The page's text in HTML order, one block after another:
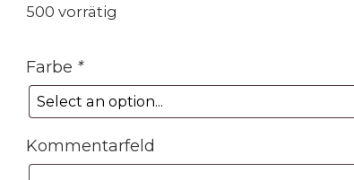
500 vorrätig
Farbe *
Kommentarfeld